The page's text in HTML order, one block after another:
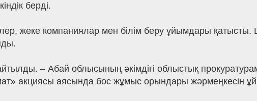
берді.
жеке компаниялар мен білім беру ұйымдары
– Абай облысының әкімдігі облыстық
акциясы аясында бос жұмыс орындары жәрмеңкесін